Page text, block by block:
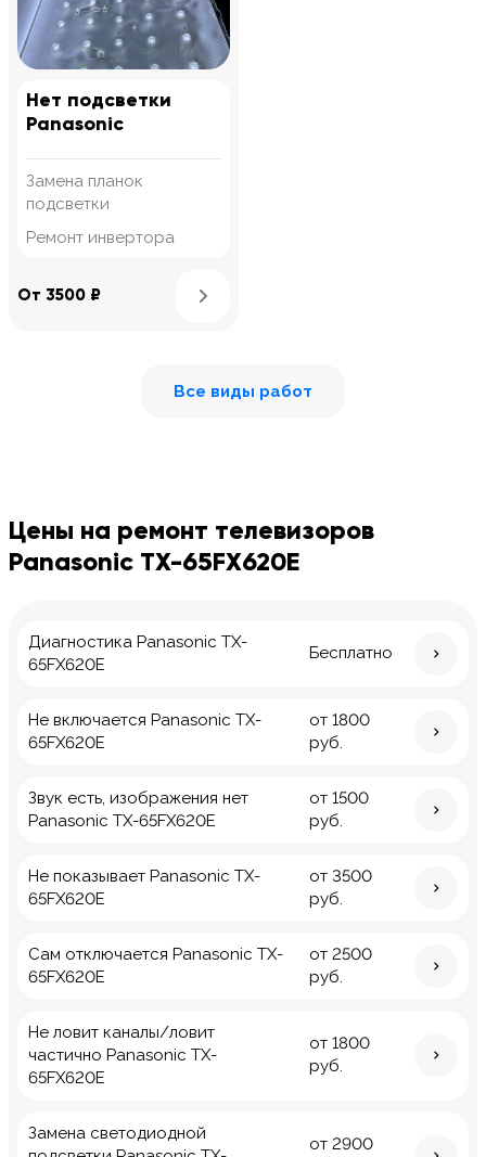
Нет подсветки
Panasonic
Замена планок
подсветки
Ремонт инвертора
От 3500 ₽
Все виды работ
Цены на ремонт телевизоров
Panasonic TX-65FX620E
Диагностика Panasonic TX-
65FX620E
Бесплатно
Не включается Panasonic TX-
65FX620E
от 1800
руб.
Звук есть, изображения нет
Panasonic TX-65FX620E
от 1500
руб.
Не показывает Panasonic TX-
65FX620E
от 3500
руб.
Сам отключается Panasonic TX-
65FX620E
от 2500
руб.
Не ловит каналы/ловит
частично Panasonic TX-
65FX620E
от 1800
руб.
Замена светодиодной
от 2900